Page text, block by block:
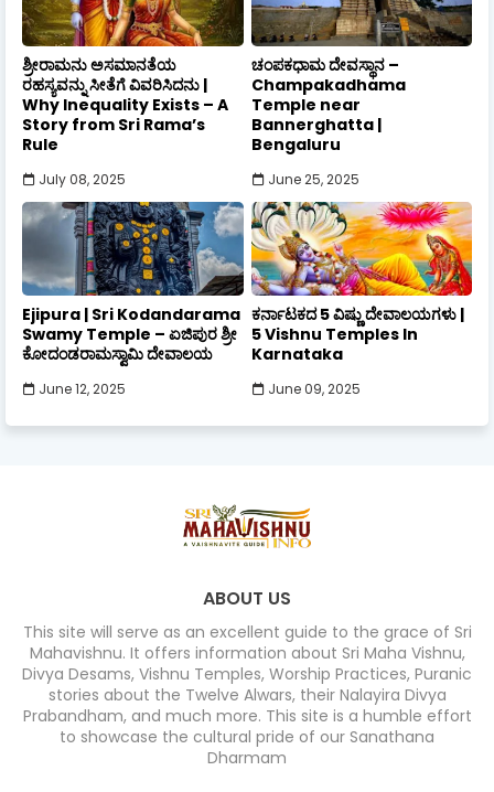
ಶ್ರೀರಾಮನು ಅಸಮಾನತೆಯ
ರಹಸ್ಯವನ್ನು ಸೀತೆಗೆ ವಿವರಿಸಿದನು |
Why Inequality Exists – A
Story from Sri Rama’s
Rule
July 08, 2025
ಚಂಪಕಧಾಮ ದೇವಸ್ಥಾನ –
Champakadhama
Temple near
Bannerghatta |
Bengaluru
June 25, 2025
Ejipura | Sri Kodandarama
Swamy Temple – ಏಜಿಪುರ ಶ್ರೀ
ಕೋದಂಡರಾಮಸ್ವಾಮಿ ದೇವಾಲಯ
June 12, 2025
ಕರ್ನಾಟಕದ 5 ವಿಷ್ಣು ದೇವಾಲಯಗಳು |
5 Vishnu Temples In
Karnataka
June 09, 2025
ABOUT US
This site will serve as an excellent guide to the grace of Sri
Mahavishnu. It offers information about Sri Maha Vishnu,
Divya Desams, Vishnu Temples, Worship Practices, Puranic
stories about the Twelve Alwars, their Nalayira Divya
Prabandham, and much more. This site is a humble effort
to showcase the cultural pride of our Sanathana
Dharmam